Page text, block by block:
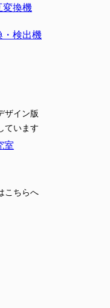
変換機
・検出機
ザイン版
ています
室
こちらへ